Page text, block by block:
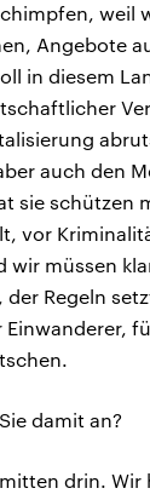
weil
Angebote
in diesem
auch den
sie schützen
vor
wir müssen
Regeln
damit an?
drin. Wir